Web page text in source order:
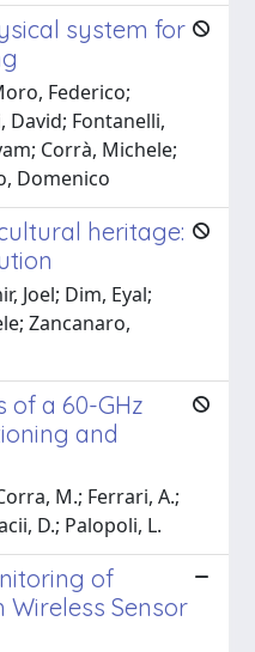
system for
Federico;
David; Fontanelli,
Corrà, Michele;
Domenico
heritage:
Joel; Dim, Eyal;
Zancanaro,
of a 60-GHz
and
M.; Ferrari, A.;
D.; Palopoli, L.
of
Wireless Sensor